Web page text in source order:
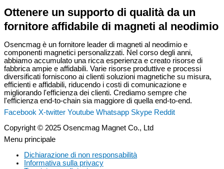
Ottenere un supporto di qualità da un
fornitore affidabile di magneti al neodimio
Osencmag è un fornitore leader di magneti al neodimio e
componenti magnetici personalizzati. Nel corso degli anni,
abbiamo accumulato una ricca esperienza e creato risorse di
fabbrica ampie e affidabili. Varie risorse produttive e processi
diversificati forniscono ai clienti soluzioni magnetiche su misura,
efficienti e affidabili, riducendo i costi di comunicazione e
migliorando l'efficienza dei clienti. Crediamo sempre che
l'efficienza end-to-chain sia maggiore di quella end-to-end.
Facebook X-twitter Youtube Whatsapp Skype Reddit
Copyright © 2025 Osencmag Magnet Co., Ltd
Menu principale
Dichiarazione di non responsabilità
Informativa sulla privacy